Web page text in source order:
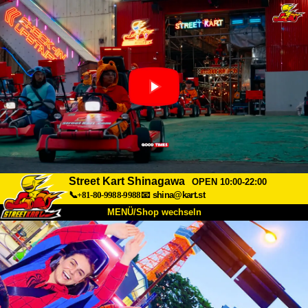
Street Kart Shinagawa
OPEN 10:00-22:00
📞+81-80-9988-9988📧 shina@kart.st
MENÜ/Shop wechseln
START
Über uns Spezifikationen Preise
Anfahrt Bewertungen FAQ